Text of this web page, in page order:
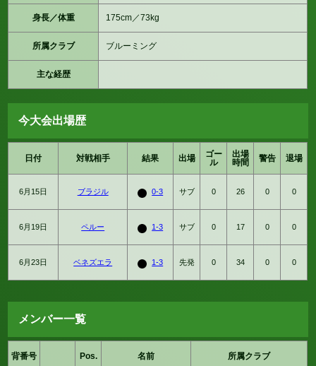
身長／体重 175cm／73kg
所属クラブ ブルーミング
主な経歴
今大会出場歴
日付 対戦相手 結果 出場
ゴー
ル
出場
時間
警告 退場
6月15日 ブラジル 0-3 サブ 0 26 0 0
6月19日 ペルー 1-3 サブ 0 17 0 0
6月23日 ベネズエラ 1-3 先発 0 34 0 0
メンバー一覧
背番号 Pos. 名前 所属クラブ